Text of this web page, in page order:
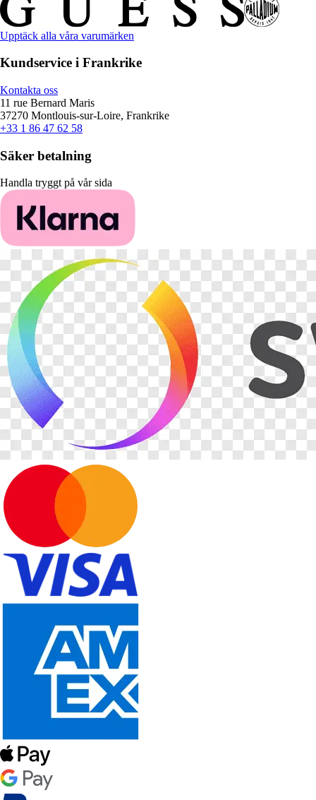
Upptäck alla våra varumärken
Kundservice i Frankrike
Kontakta oss
11 rue Bernard Maris
37270 Montlouis-sur-Loire, Frankrike
+33 1 86 47 62 58
Säker betalning
Handla tryggt på vår sida